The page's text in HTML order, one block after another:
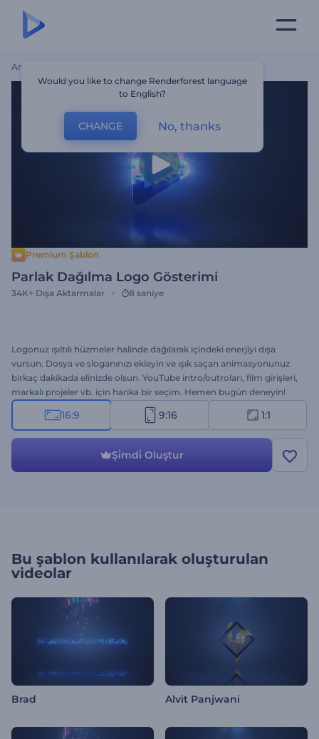
Ana Sayfa
Premium Şablon
Parlak Dağılma Logo Gösterimi
34K+ Dışa Aktarmalar 8 saniye
Logonuz ışıltılı hüzmeler halinde dağılarak içindeki enerjiyi dışa
vursun. Dosya ve sloganınızı ekleyin ve ışık saçan animasyonunuz
birkaç dakikada elinizde olsun. YouTube intro/outroları, film girişleri,
markalı projeler vb. için harika bir seçim. Hemen bugün deneyin!
16:9 9:16 1:1
Şi̇mdi̇ Oluştur
Bu şablon kullanılarak oluşturulan
videolar
Brad Alvit Panjwani
Would you like to change Renderforest language
to English?
CHANGE No, thanks